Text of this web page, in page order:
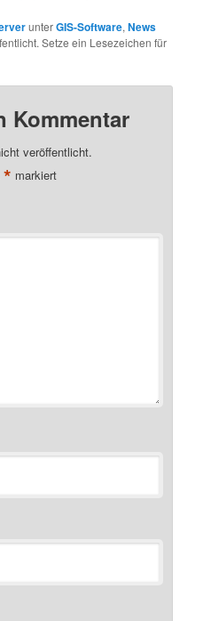
unterGIS-Software,News
Setze ein Lesezeichen für
Kommentar
veröffentlicht.
* markiert